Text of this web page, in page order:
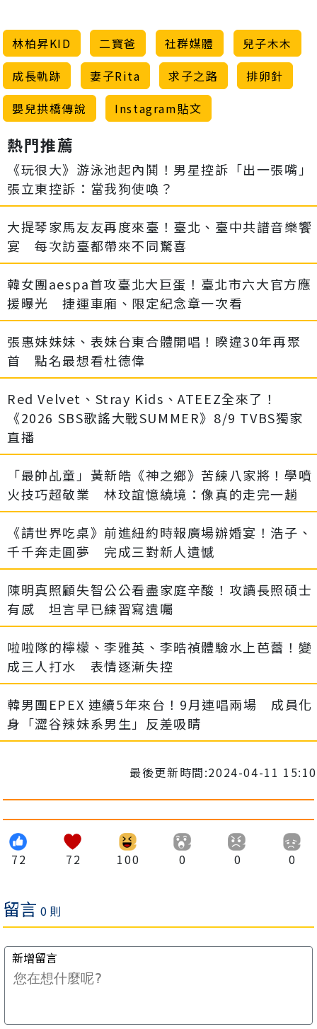
林柏昇KID 二寶爸 社群媒體
兒子木木
成長軌跡
妻子Rita 求子之路
排卵針
嬰兒拱橋傳說
Instagram貼文
熱門推薦
《玩很大》游泳池起內鬨！男星控訴「出一張嘴」
張立東控訴：當我狗使喚？
大提琴家馬友友再度來臺！臺北、臺中共譜音樂饗
宴 每次訪臺都帶來不同驚喜
韓女團aespa首攻臺北大巨蛋！臺北市六大官方應
援曝光 捷運車廂、限定紀念章一次看
張惠妹妹妹、表妹台東合體開唱！睽違30年再聚
首 點名最想看杜德偉
Red Velvet、Stray Kids、ATEEZ全來了！
《2026 SBS歌謠大戰SUMMER》8/9 TVBS獨家
直播
「最帥乩童」黃新皓《神之鄉》苦練八家將！學噴
火技巧超敬業 林玟誼憶繞境：像真的走完一趟
《請世界吃桌》前進紐約時報廣場辦婚宴！浩子、
千千奔走圓夢 完成三對新人遺憾
陳明真照顧失智公公看盡家庭辛酸！攻讀長照碩士
有感 坦言早已練習寫遺囑
啦啦隊的檸檬、李雅英、李晧禎體驗水上芭蕾！變
成三人打水 表情逐漸失控
韓男團EPEX 連續5年來台！9月連唱兩場 成員化
身「澀谷辣妹系男生」反差吸睛
最後更新時間:2024-04-11 15:10
72 72 100 0 0 0